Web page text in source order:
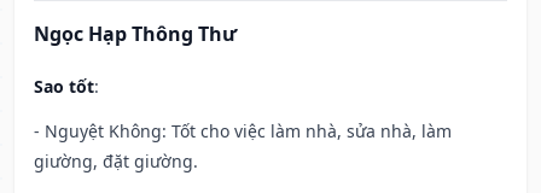
Ngọc Hạp Thông Thư
Sao tốt:
- Nguyệt Không: Tốt cho việc làm nhà, sửa nhà, làm
giường, đặt giường.